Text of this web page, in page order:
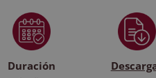
Duración